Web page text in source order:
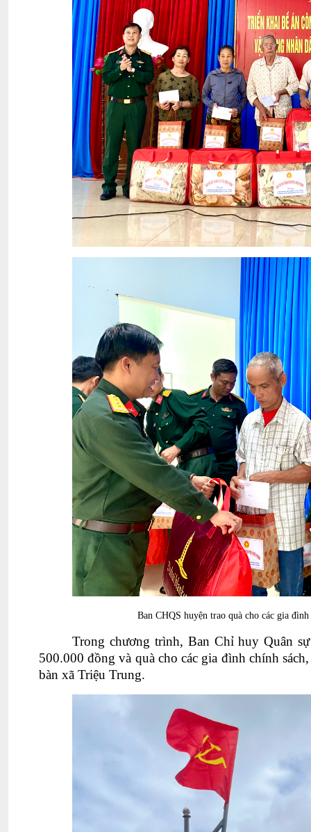
Ban CHQS huyện trao quà cho các gia
Trong chương trình, Ban Chỉ huy Quân
500.000 đồng và quà cho các gia đình chính
bàn xã Triệu Trung.